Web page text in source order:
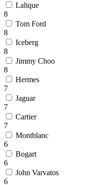
Lalique
8
Tom Ford
8
Iceberg
8
Jimmy Choo
8
Hermes
7
Jaguar
7
Cartier
7
Montblanc
6
Bogart
6
John Varvatos
6